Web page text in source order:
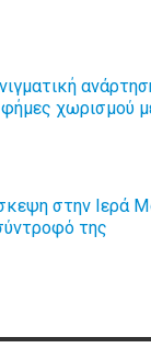
χωρισμού
στην Ιερά
της